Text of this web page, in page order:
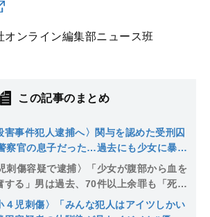
オンライン編集部ニュース班
この記事のまとめ
害事件犯人逮捕へ〉関与を認めた受刑囚
察官の息子だった…過去にも少女に暴行
捕歴
刺傷容疑で逮捕〉「少女が腹部から血を
する」男は過去、70件以上余罪も「死刑
４児刺傷〉「みんな犯人はアイツしかい